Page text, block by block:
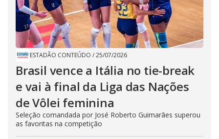
ESTADÃO CONTEÚDO /25/07/2026
Brasil vence a Itália no tie-break
e vai à final da Liga das Nações
de Vôlei feminina
Seleção comandada por José Roberto Guimarães superou
as favoritas na competição